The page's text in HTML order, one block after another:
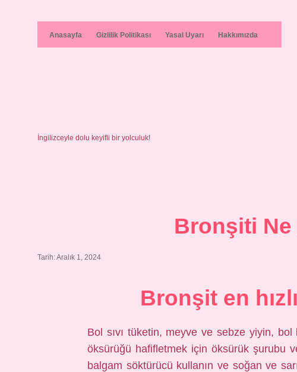
Anasayfa Gizlilik Politikası Yasal Uyarı Hakkımızda
İngilizceyle dolu keyifli bir yolculuk!
Bronşiti Ne
Tarih: Aralık 1, 2024
Bronşit en
Bol sıvı tüketin, meyve ve sebze yiyin,
öksürüğü hafifletmek için öksürük şurubu
balgam söktürücü kullanın ve soğan ve